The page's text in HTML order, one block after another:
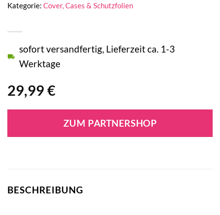
29,99 €
sofort versandfertig, Lieferzeit ca. 1-3
Werktage
ZUM PARTNERSHOP
Kategorie: Cover, Cases & Schutzfolien
BESCHREIBUNG